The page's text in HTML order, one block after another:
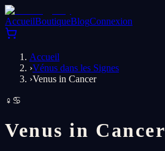
AccueilBoutiqueBlogConnexion
Accueil
›Vénus dans les Signes
›Venus in Cancer
♀ ♋
Venus in Cancer